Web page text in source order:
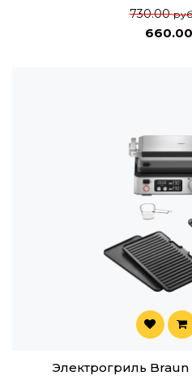
730.00
660.00
Электрогриль Braun